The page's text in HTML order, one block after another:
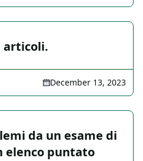
articoli.
December 13, 2023
da un esame di
elenco puntato